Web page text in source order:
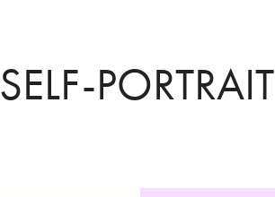
SELF-PORTRAIT